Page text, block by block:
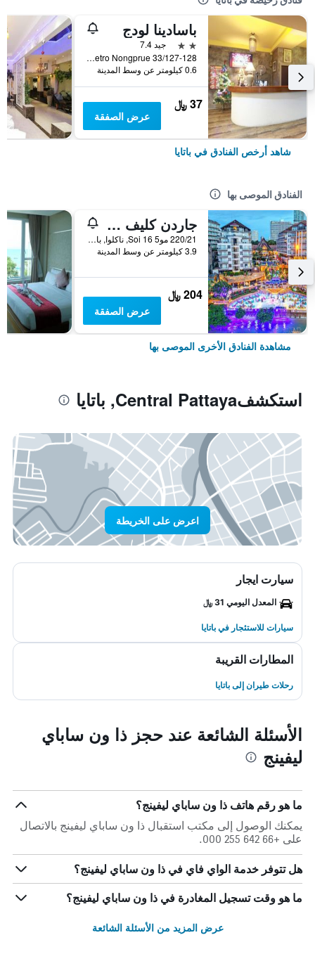
باسادينا لودج
2 نجمتين
جيد 7.4
33/127-128 Moo 10 Soi Lk Metro Nongprue, باتايا, تايلاند
0.6 كيلومتر عن وسط المدينة
37 ﷼
عرض الصفقة
شاهد أرخص الفنادق في باتايا
الفنادق الموصى بها
جاردن كليف ريزورت آند سبا
220/21 مو5 Soi 16, ناكلوا, بانغلامونغ, باتايا, تايلاند
3.9 كيلومتر عن وسط المدينة
204 ﷼
عرض الصفقة
مشاهدة الفنادق الأخرى الموصى بها
استكشفCentral Pattaya, باتايا
اعرض على الخريطة
سيارت ايجار
المعدل اليومي 31 ﷼
سيارات للاستئجار في باتايا
المطارات القريبة
رحلات طيران إلى باتايا
الأسئلة الشائعة عند حجز ذا ون ساباي
ليفينج
ما هو رقم هاتف ذا ون ساباي ليفينج؟
يمكنك الوصول إلى مكتب استقبال ذا ون ساباي ليفينج بالاتصال
على +66 642 255 000.
هل تتوفر خدمة الواي فاي في ذا ون ساباي ليفينج؟
ما هو وقت تسجيل المغادرة في ذا ون ساباي ليفينج؟
عرض المزيد من الأسئلة الشائعة